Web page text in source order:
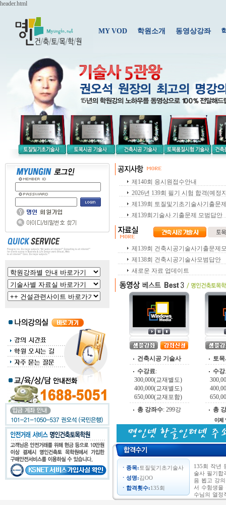
header.html
MY VOD 학원소개 동영상강좌
제140회 응시원접수안내
2026년 139회 필기 시험 합격(예정
제139회 토질및기초기술사기출문
제139회기술사 기출문제 모범답안
제139회 건축시공기술사기출문제
제138회 건축시공기술사모범답안
새로운 자료 업데이트
건축시공 기술사
수강료:
300,000(교재별도)
400,000(교재별도)
650,000(교재포함)
총 강좌수: 299강
토
수
총
종목: 토질및기초기술사
성명:김OO
합격횟수:135회
135회 작년
술사 필기합
음 뵙고 강
서 수험생을
수님의 열정
제부터 면접